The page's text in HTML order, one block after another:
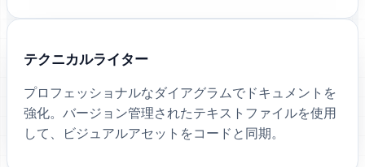
テクニカルライター
プロフェッショナルなダイアグラムでドキュメントを
強化。バージョン管理されたテキストファイルを使用
して、ビジュアルアセットをコードと同期。